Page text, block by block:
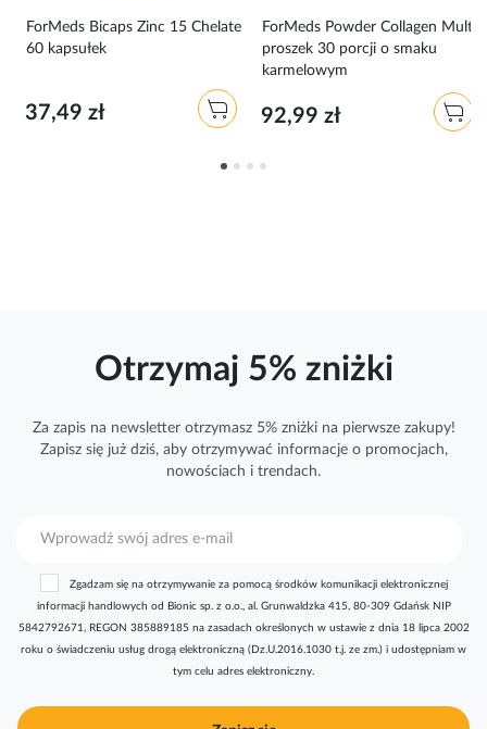
ForMeds Bicaps Zinc 15 Chelate
60 kapsułek
37,49 zł
ForMeds Powder Collagen Multi
proszek 30 porcji o smaku
karmelowym
92,99 zł
Otrzymaj 5% zniżki
Za zapis na newsletter otrzymasz 5% zniżki na pierwsze zakupy!
Zapisz się już dziś, aby otrzymywać informacjeo promocjach,
nowościach i trendach.
r
y
j
Zgadzam się na otrzymywanie za pomocą środków komunikacji elektronicznej
informacji handlowych od Bionic sp. z o.o., al. Grunwaldzka 415, 80-309 Gdańsk NIP
5842792671, REGON 385889185 na zasadach określonych w ustawie z dnia 18 lipca 2002
roku o świadczeniu usług drogą elektroniczną (Dz.U.2016.1030 t.j. ze zm.) i udostępniam w
tym celu adres elektroniczny.